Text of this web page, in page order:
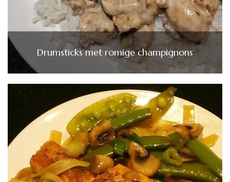
Drumsticks met romige champignons